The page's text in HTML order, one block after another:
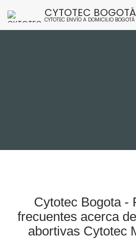
CYTOTEC BOGOTÁ
CYTOTEC ENVÍO A DOMICILIO BOGOTÁ
Cytotec Bogota -
frecuentes acerca
abortivas Cytotec